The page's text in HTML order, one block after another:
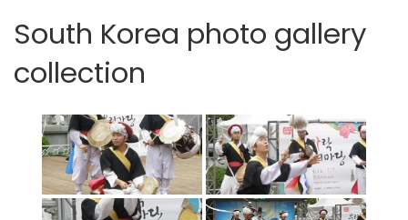
South Korea photo gallery
collection